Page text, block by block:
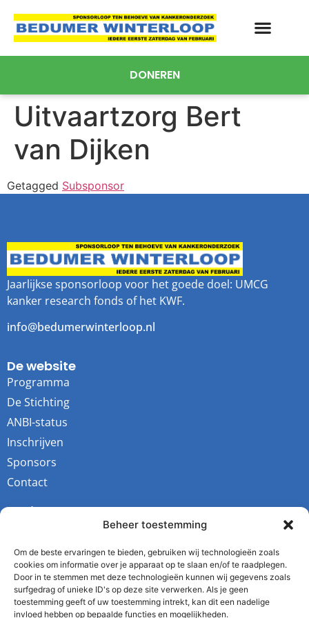
Beheer toestemming
Om de beste ervaringen te bieden, gebruiken wij technologieën zoals
cookies om informatie over je apparaat op te slaan en/of te raadplegen.
Door in te stemmen met deze technologieën kunnen wij gegevens zoals
surfgedrag of unieke ID's op deze site verwerken. Als je geen
toestemming geeft of uw toestemming intrekt, kan dit een nadelige
invloed hebben op bepaalde functies en mogelijkheden.
DONEREN
Uitvaartzorg Bert
van Dijken
Getagged Subsponsor
Jaarlijkse sponsorloop voor het goede doel: UMCG
kanker research fonds of het KWF.
info@bedumerwinterloop.nl
De website
Programma
De Stichting
ANBI-status
Inschrijven
Sponsors
Contact
Socials
Instagram
Facebook
Twitter